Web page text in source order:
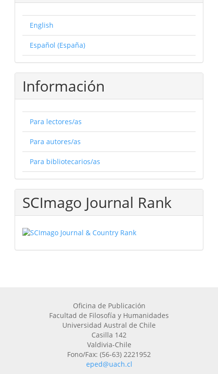
English
Español (España)
Información
Para lectores/as
Para autores/as
Para bibliotecarios/as
SCImago Journal Rank
Oficina de Publicación
Facultad de Filosofía y Humanidades
Universidad Austral de Chile
Casilla 142
Valdivia-Chile
Fono/Fax: (56-63) 2221952
eped@uach.cl